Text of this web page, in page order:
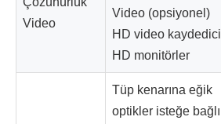
Video
Video (opsiyonel)
HD video kaydedici
HD monitörler
Tüp kenarına eğik
optikler isteğe bağlı